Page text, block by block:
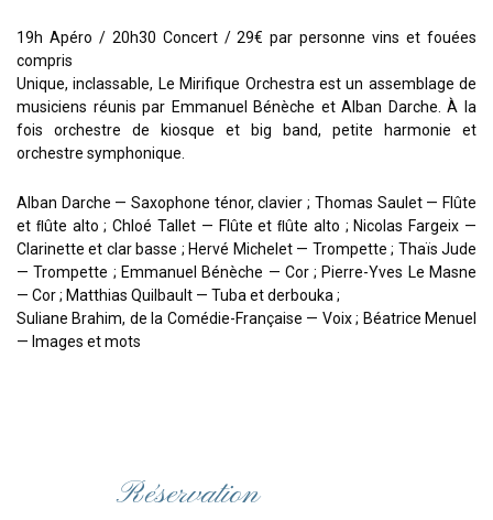
19h Apéro / 20h30 Concert /29€ par personnevins et fouées
compris
Unique, inclassable, Le Mirifique Orchestra est un assemblage de
musiciens réunis par Emmanuel Bénèche et Alban Darche. À la
fois orchestre de kiosque et big band, petite harmonie et
orchestre symphonique.
Alban Darche — Saxophone ténor, clavier ; Thomas Saulet — Flûte
et ﬂûte alto ; Chloé Tallet — Flûte et ﬂûte alto ; Nicolas Fargeix —
Clarinette et clar basse ; Hervé Michelet — Trompette ; Thaïs Jude
— Trompette ; Emmanuel Bénèche — Cor ; Pierre-Yves Le Masne
— Cor ; Matthias Quilbault — Tuba et derbouka ;
Suliane Brahim, de la Comédie-Française — Voix ; Béatrice Menuel
— Images et mots
Réservation